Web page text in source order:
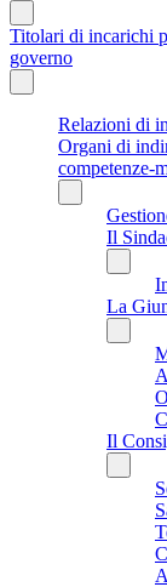
Titolari di incarichi
governo
Relazioni di
Organi di
competenze-
Il
La
Il